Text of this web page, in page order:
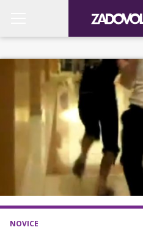
NOVICE